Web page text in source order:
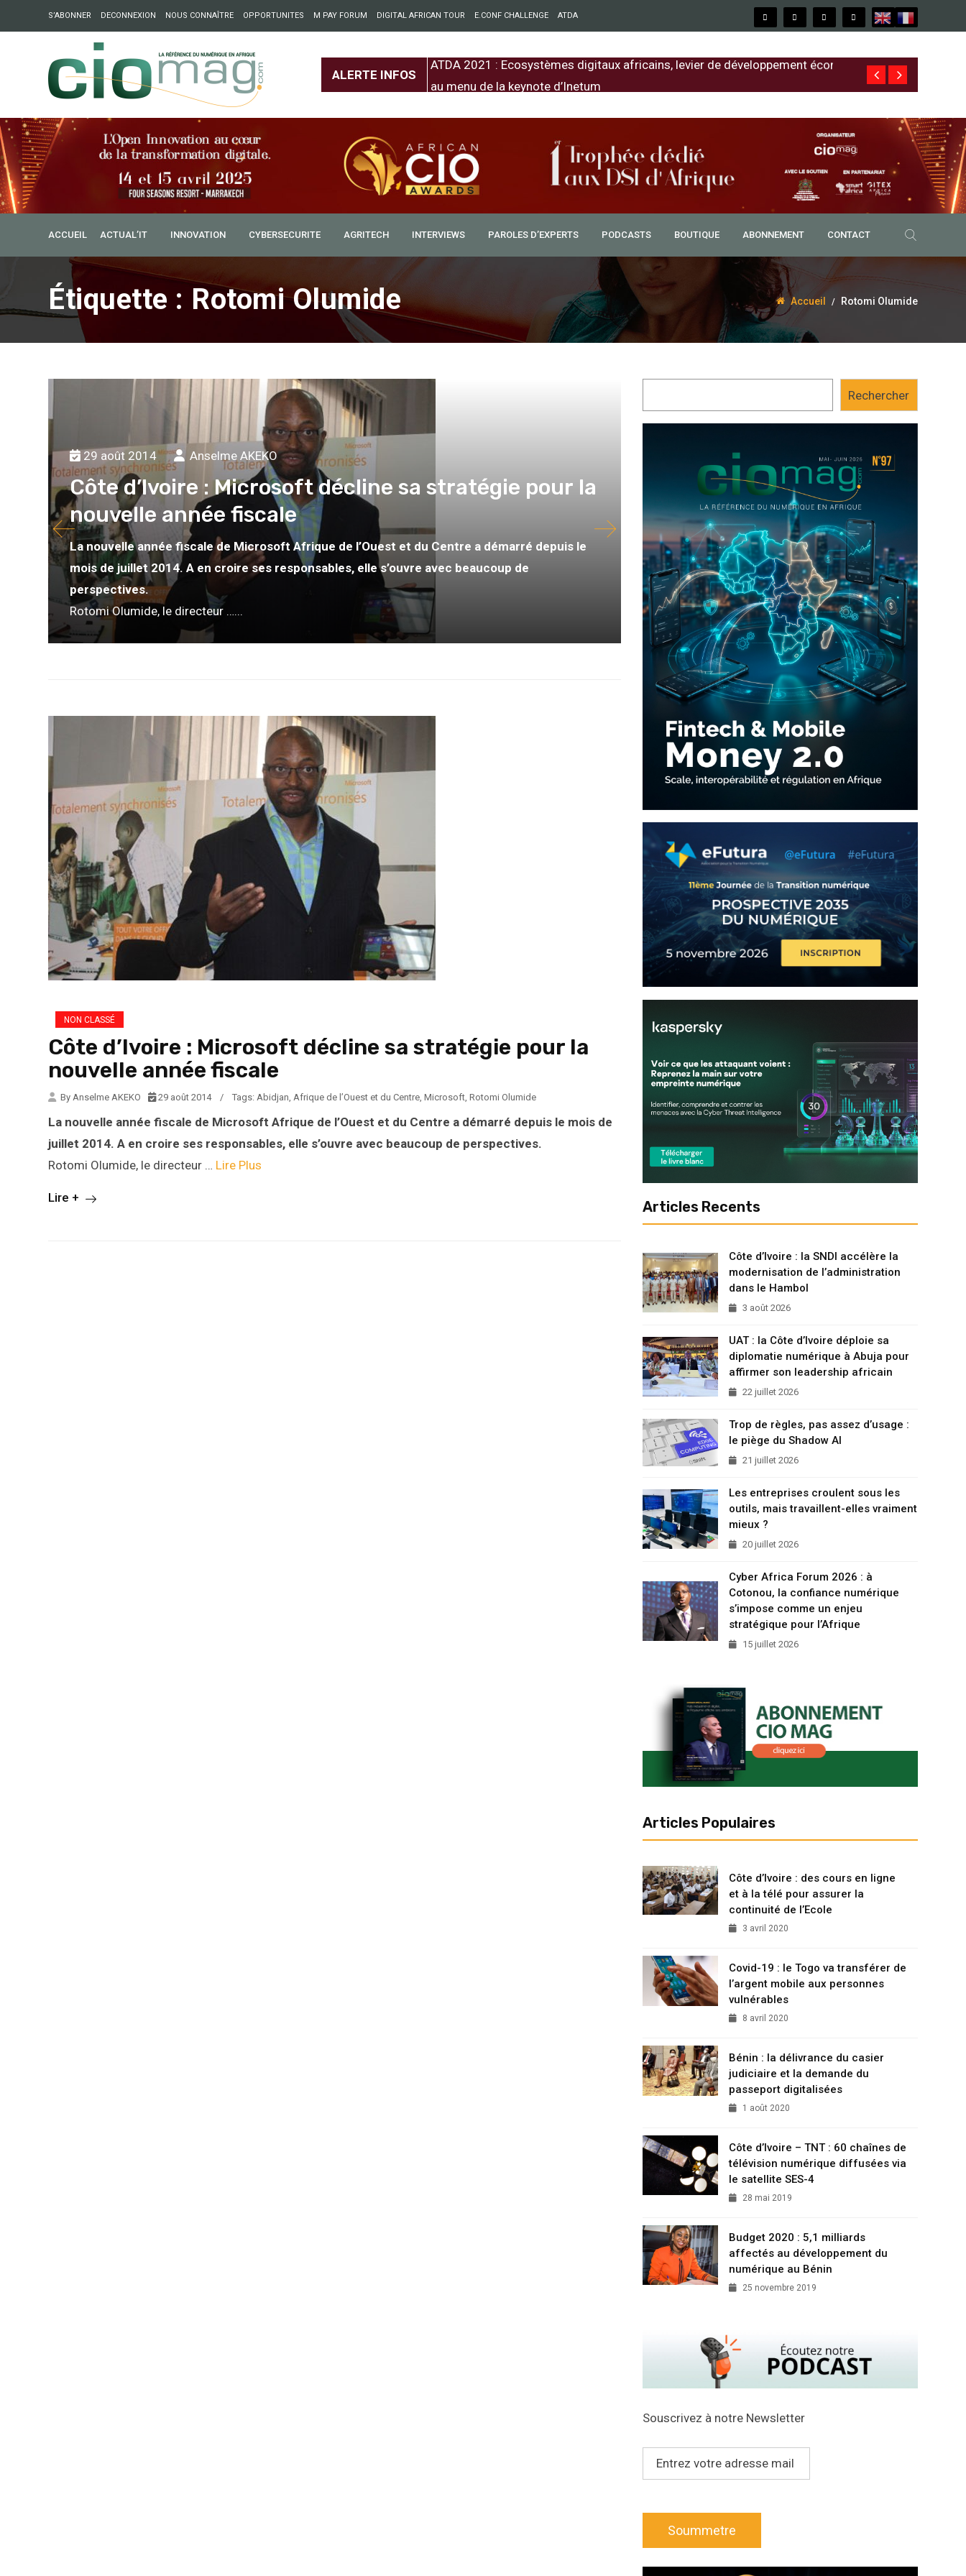
S’ABONNER DECONNEXION NOUS CONNAÎTRE OPPORTUNITES M PAY FORUM DIGITAL AFRICAN TOUR E.CONF CHALLENGE ATDA
ALERTE INFOS
: Partech Shaker lance Chapter54 pour créer des ponts entre l’Europe et
ATDA 2021 : Ecosystèmes digitaux africains, levier de développement économique
au menu de la keynote d’Inetum
Free au
ACCUEIL ACTUAL’IT INNOVATION CYBERSECURITE AGRITECH INTERVIEWS PAROLES D’EXPERTS PODCASTS BOUTIQUE ABONNEMENT CONTACT
Étiquette : Rotomi Olumide Accueil Rotomi Olumide
29 août 2014 Anselme AKEKO
Côte d’Ivoire : Microsoft décline sa stratégie pour la
nouvelle année fiscale
La nouvelle année fiscale de Microsoft Afrique de l’Ouest et du Centre a démarré depuis le
mois de juillet 2014. A en croire ses responsables, elle s’ouvre avec beaucoup de
perspectives.
Rotomi Olumide, le directeur …...
NON CLASSÉ
Côte d’Ivoire : Microsoft décline sa stratégie pour la
nouvelle année fiscale
By Anselme AKEKO 29 août 2014 / Tags: Abidjan, Afrique de l’Ouest et du Centre, Microsoft, Rotomi Olumide
La nouvelle année fiscale de Microsoft Afrique de l’Ouest et du Centre a démarré depuis le mois de
juillet 2014. A en croire ses responsables, elle s’ouvre avec beaucoup de perspectives.
Rotomi Olumide, le directeur … Lire Plus
Lire +
Rechercher
Articles Recents
Côte d’Ivoire : la SNDI accélère la
modernisation de l’administration
dans le Hambol
3 août 2026
UAT : la Côte d’Ivoire déploie sa
diplomatie numérique à Abuja pour
affirmer son leadership africain
22 juillet 2026
Trop de règles, pas assez d’usage :
le piège du Shadow AI
21 juillet 2026
Les entreprises croulent sous les
outils, mais travaillent-elles vraiment
mieux ?
20 juillet 2026
Cyber Africa Forum 2026 : à
Cotonou, la confiance numérique
s’impose comme un enjeu
stratégique pour l’Afrique
15 juillet 2026
Articles Populaires
Côte d’Ivoire : des cours en ligne
et à la télé pour assurer la
continuité de l’Ecole
3 avril 2020
Covid-19 : le Togo va transférer de
l’argent mobile aux personnes
vulnérables
8 avril 2020
Bénin : la délivrance du casier
judiciaire et la demande du
passeport digitalisées
1 août 2020
Côte d’Ivoire – TNT : 60 chaînes de
télévision numérique diffusées via
le satellite SES-4
28 mai 2019
Budget 2020 : 5,1 milliards
affectés au développement du
numérique au Bénin
25 novembre 2019
Souscrivez à notre Newsletter